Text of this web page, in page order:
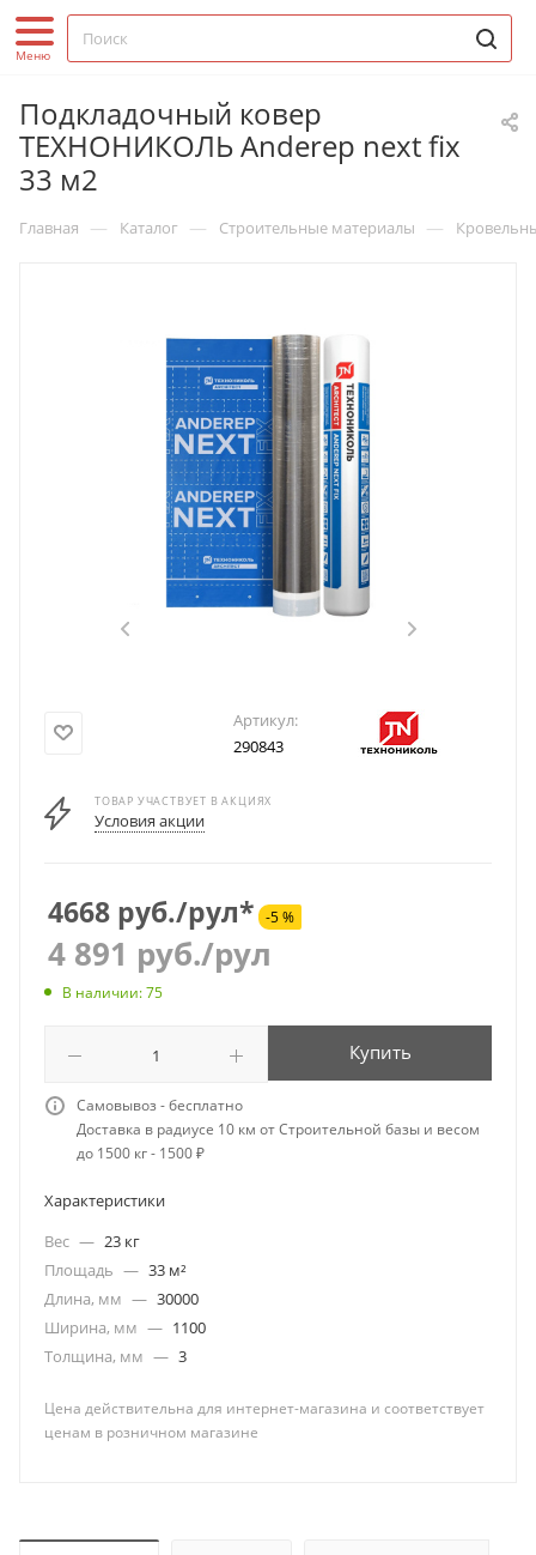
Подкладочный ковер
ТЕХНОНИКОЛЬ Anderep next fix
33 м2
Главная — Каталог — Строительные материалы —
Артикул:
290843
ТОВАР УЧАСТВУЕТ В АКЦИЯХ
Условия акции
4668 руб./рул* -5 %
4 891 руб./рул
В наличии: 75
Купить
Самовывоз - бесплатно
Доставка в радиусе 10 км от Строительной базы и весом
до 1500 кг - 1500 ₽
Характеристики
Вес — 23 кг
Площадь — 33 м²
Длина, мм — 30000
Ширина, мм — 1100
Толщина, мм — 3
Цена действительна для интернет-магазина и соответствует
ценам в розничном магазине